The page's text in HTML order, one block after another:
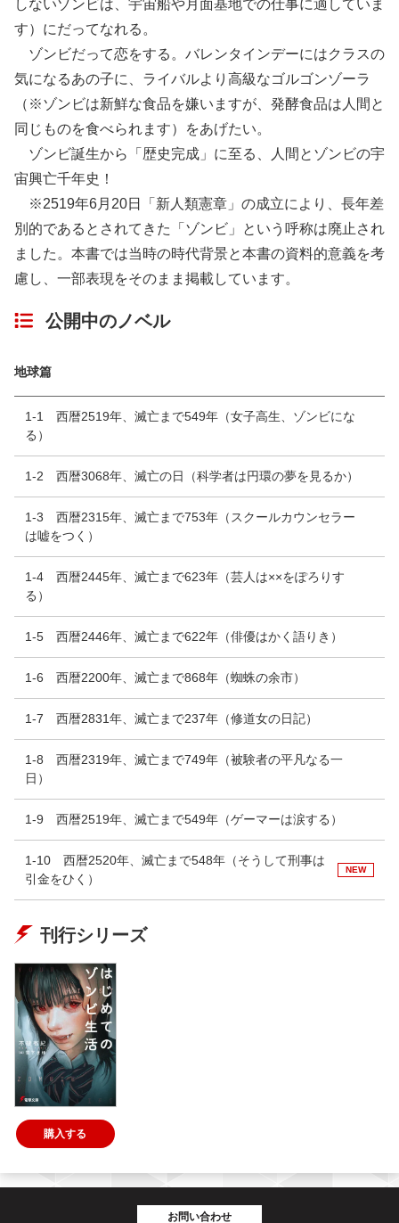
しないゾンビは、宇宙船や月面基地での仕事に適していま
す）にだってなれる。
ゾンビだって恋をする。バレンタインデーにはクラスの
気になるあの子に、ライバルより高級なゴルゴンゾーラ
（※ゾンビは新鮮な食品を嫌いますが、発酵食品は人間と
同じものを食べられます）をあげたい。
ゾンビ誕生から「歴史完成」に至る、人間とゾンビの宇
宙興亡千年史！
※2519年6月20日「新人類憲章」の成立により、長年差
別的であるとされてきた「ゾンビ」という呼称は廃止され
ました。本書では当時の時代背景と本書の資料的意義を考
慮し、一部表現をそのまま掲載しています。
公開中のノベル
地球篇
1-1 西暦2519年、滅亡まで549年（女子高生、ゾンビにな
る）
1-2 西暦3068年、滅亡の日（科学者は円環の夢を見るか）
1-3 西暦2315年、滅亡まで753年（スクールカウンセラー
は嘘をつく）
1-4 西暦2445年、滅亡まで623年（芸人は××をぽろりす
る）
1-5 西暦2446年、滅亡まで622年（俳優はかく語りき）
1-6 西暦2200年、滅亡まで868年（蜘蛛の余市）
1-7 西暦2831年、滅亡まで237年（修道女の日記）
1-8 西暦2319年、滅亡まで749年（被験者の平凡なる一
日）
1-9 西暦2519年、滅亡まで549年（ゲーマーは涙する）
1-10 西暦2520年、滅亡まで548年（そうして刑事は
引金をひく）
NEW
刊行シリーズ
購入する
お問い合わせ